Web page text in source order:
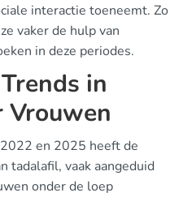
interactie toeneemt. Zo
vaker de hulp van
in deze periodes.
in
Vrouwen
en 2025 heeft de
tadalafil, vaak aangeduid
onder de loep